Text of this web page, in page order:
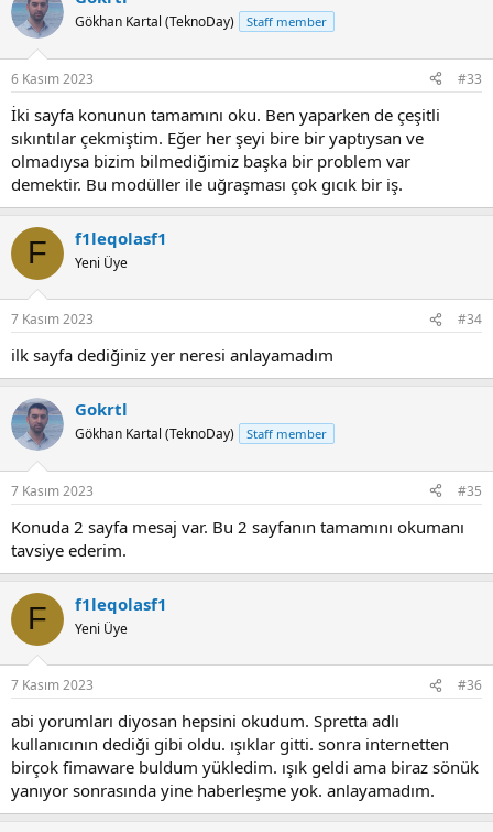
Gökhan Kartal (TeknoDay) Staff member
6 Kasım 2023 #33
İki sayfa konunun tamamını oku. Ben yaparken de çeşitli
sıkıntılar çekmiştim. Eğer her şeyi bire bir yaptıysan ve
olmadıysa bizim bilmediğimiz başka bir problem var
demektir. Bu modüller ile uğraşması çok gıcık bir iş.
F f1leqolasf1
Yeni Üye
7 Kasım 2023 #34
ilk sayfa dediğiniz yer neresi anlayamadım
Gokrtl
Gökhan Kartal (TeknoDay) Staff member
7 Kasım 2023 #35
Konuda 2 sayfa mesaj var. Bu 2 sayfanın tamamını okumanı
tavsiye ederim.
F f1leqolasf1
Yeni Üye
7 Kasım 2023 #36
abi yorumları diyosan hepsini okudum. Spretta adlı
kullanıcının dediği gibi oldu. ışıklar gitti. sonra internetten
birçok fimaware buldum yükledim. ışık geldi ama biraz sönük
yanıyor sonrasında yine haberleşme yok. anlayamadım.